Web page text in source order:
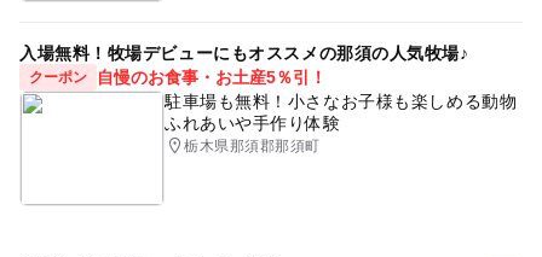
入場無料！牧場デビューにもオススメの那須の人気牧場♪
クーポン
自慢のお食事・お土産5％引！
駐車場も無料！小さなお子様も楽しめる動物
ふれあいや手作り体験
栃木県那須郡那須町